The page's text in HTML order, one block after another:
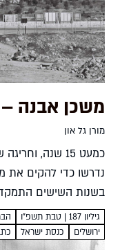
משכן אבנה
מורן גל און
כמעט 15 שנה,
נדרשו כדי להקים את
בשנות השישים
שמימנה חלק גדול
גיליון 187 | טבת תשפ"ו
ירושלים
כנסת ישראל